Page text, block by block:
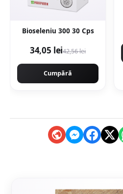
Bioseleniu 300 30 Cps
34,05 lei42,56 lei
Cumpără